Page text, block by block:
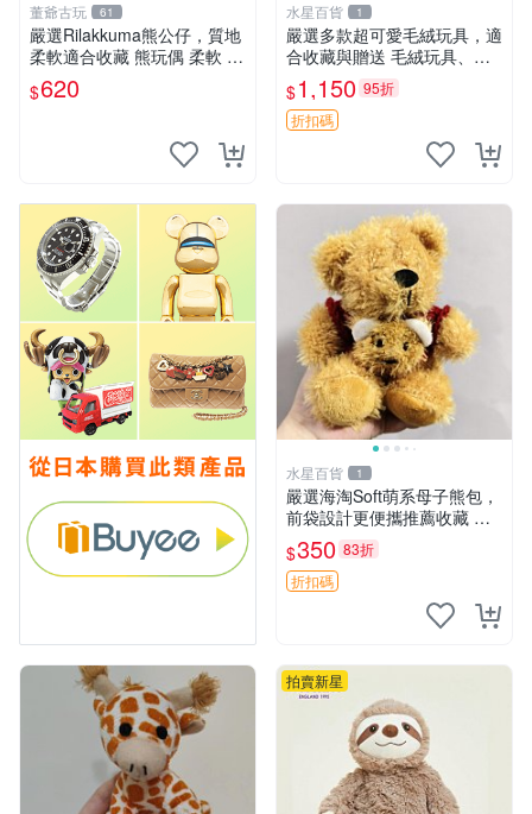
董爺古玩 61
嚴選Rilakkuma熊公仔，質地
柔軟適合收藏 熊玩偶 柔軟 公
仔 收藏
$620
水星百貨 1
嚴選多款超可愛毛絨玩具，適
合收藏與贈送 毛絨玩具、抱
枕、公仔
$1,150 95折
折扣碼
水星百貨 1
嚴選海淘Soft萌系母子熊包，
前袋設計更便攜推薦收藏 母
子熊 軟綿綿 包包
$350 83折
折扣碼
拍賣新星